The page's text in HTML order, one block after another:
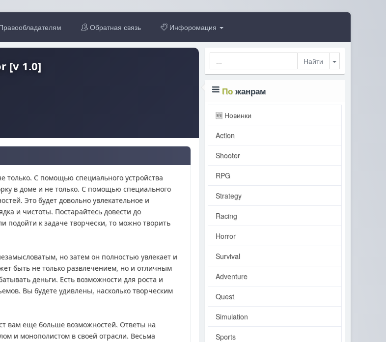
Обратная связь Инфоромация
[v 1.0]
только. С помощью специального устройства
в доме и не только. С помощью специального
Это будет довольно увлекательное и
и чистоты. Постарайтесь довести до
подойти к задаче творчески, то можно творить
но затем он полностью увлекает и
быть не только развлечением, но и отличным
деньги. Есть возможности для роста и
Вы будете удивлены, насколько творческим
вам еще больше возможностей. Ответы на
и монополистом в своей отрасли. Весьма
Toggle
По жанрам
🆕 Новинки
Action
Shooter
RPG
Strategy
Racing
Horror
Survival
Adventure
Quest
Simulation
Sports